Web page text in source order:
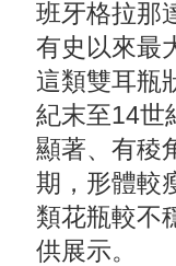
班牙格拉那
有史以來最
這類雙耳瓶
紀末至14世
顯著、有稜
期，形體較
類花瓶較不
供展示。